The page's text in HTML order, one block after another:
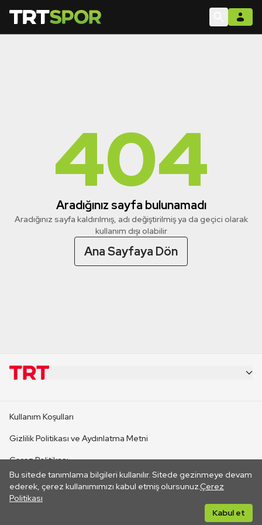
404
Aradığınız sayfa bulunamadı
Aradığınız sayfa kaldırılmış, adı değiştirilmiş ya da geçici olarak
kullanım dışı olabilir
Ana Sayfaya Dön
Bu sitede tanımlama bilgileri kullanılır. Sitede gezinmeye devam
ederek, çerez kullanımımızı kabul etmiş olursunuz.Çerez
Politikası
Kabul et
CANLI YAYINLAR
Kullanım Koşulları
Gizlilik Politikası ve Aydınlatma Metni
Çerez Politikası
İletişim
Her hakkı saklıdır. ©2026 TRT. Bağlantı yoluyla gidilen dış